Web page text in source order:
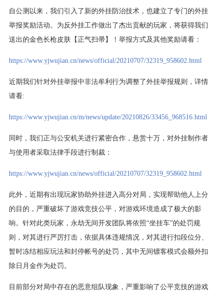
自公测以来，我们引入了新的外挂防治技术，也建立了专门的外挂
举报奖励活动。为反外挂工作做出了杰出贡献的玩家，将获得我们
送出的金色长枪皮肤【正气扫帚】！举报方式及其他奖励请看：
https://www.yjwujian.cn/news/official/20210707/32319_958602.html
近期我们针对外挂举报中非法牟利行为调整了外挂举报规则，详情
请看:
https://www.yjwujian.cn/m/news/update/20210826/33456_968516.html
同时，我们正与公安机关进行紧密合作，悬赏十万，对外挂制作者
与使用者采取法律手段进行制裁：
https://www.yjwujian.cn/news/official/20210707/32319_958602.html
此外，近期有出现玩家协助外挂进入高分对局，实现帮助他人上分
的目的，严重破坏了游戏竞技公平，对游戏环境造成了极大的影
响。针对此类玩家，永劫无间开发团队将依照“坐挂车”的处罚规
则，对其进行严厉打击，依据具体违规情况，对其进行扣段位分、
暂时冻结相应玩法和封停帐号的处罚，其中无间镖客模式会额外扣
除日月金作为处罚。
目前部分对局中存在的恶意组队现象，严重影响了公平竞技的游戏